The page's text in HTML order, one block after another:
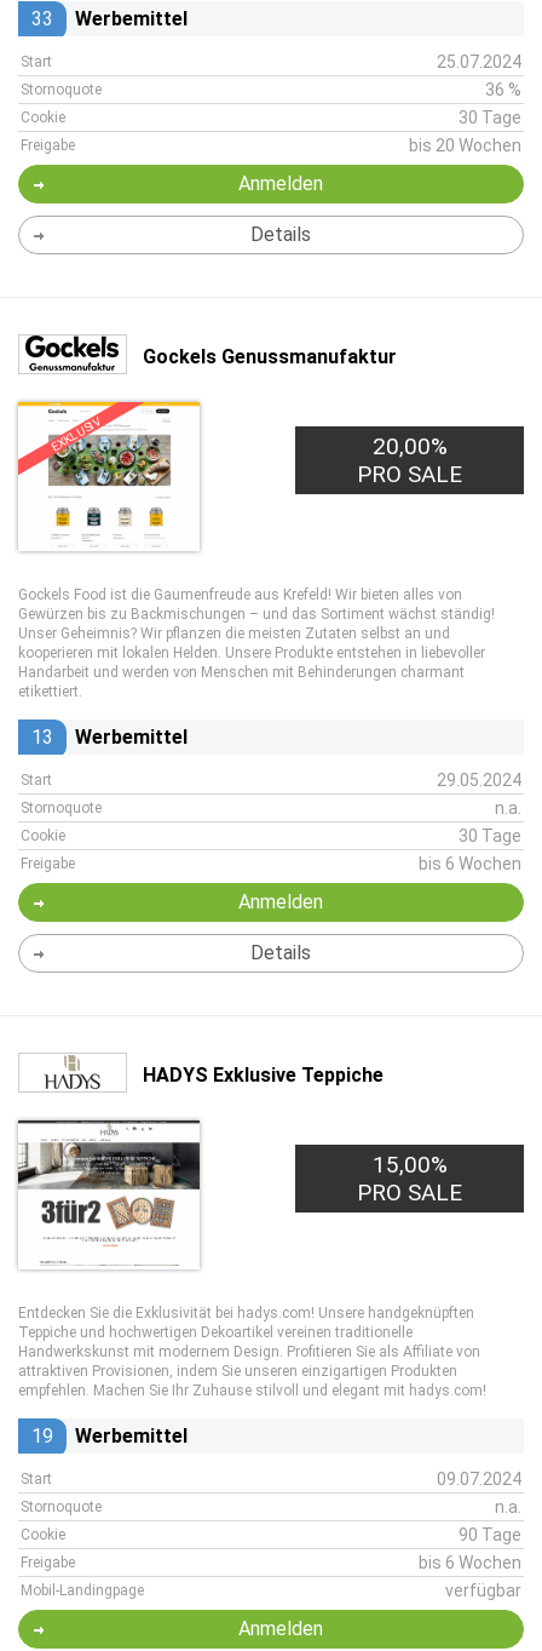
33 Werbemittel
Start 25.07.2024
Stornoquote 36 %
Cookie 30 Tage
Freigabe bis 20 Wochen
Anmelden
Details
Gockels Genussmanufaktur
EXKLUSIV
20,00%
PRO SALE
Gockels Food ist die Gaumenfreude aus Krefeld! Wir bieten alles von
Gewürzen bis zu Backmischungen – und das Sortiment wächst ständig!
Unser Geheimnis? Wir pflanzen die meisten Zutaten selbst an und
kooperieren mit lokalen Helden. Unsere Produkte entstehen in liebevoller
Handarbeit und werden von Menschen mit Behinderungen charmant
etikettiert.
13 Werbemittel
Start 29.05.2024
Stornoquote n.a.
Cookie 30 Tage
Freigabe bis 6 Wochen
Anmelden
Details
HADYS Exklusive Teppiche
15,00%
PRO SALE
Entdecken Sie die Exklusivität bei hadys.com! Unsere handgeknüpften
Teppiche und hochwertigen Dekoartikel vereinen traditionelle
Handwerkskunst mit modernem Design. Profitieren Sie als Affiliate von
attraktiven Provisionen, indem Sie unseren einzigartigen Produkten
empfehlen. Machen Sie Ihr Zuhause stilvoll und elegant mit hadys.com!
19 Werbemittel
Start 09.07.2024
Stornoquote n.a.
Cookie 90 Tage
Freigabe bis 6 Wochen
Mobil-Landingpage verfügbar
Anmelden